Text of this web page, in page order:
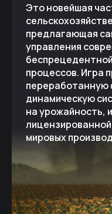
Это новейшая
предлагающая
управления
процессов. Игра
переработанную
динамическую
на урожайность,
мировых